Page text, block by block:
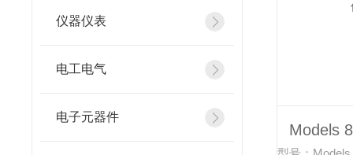
仪器仪表
电工电气
电子元器件